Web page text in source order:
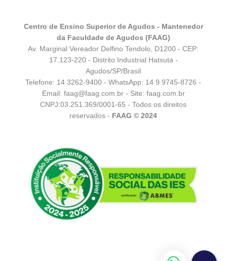
Centro de Ensino Superior de Agudos - Mantenedor
da Faculdade de Agudos (FAAG)
Av. Marginal Vereador Delfino Tendolo, D1200 - CEP:
17.123-220 - Distrito Industrial Hatsuta -
Agudos/SP/Brasil
Telefone: 14 3262-9400 - WhatsApp: 14 9 9745-8726-
Email: faag@faag.com.br- Site: faag.com.br
CNPJ:03.251.369/0001-65 - Todos os direitos
reservados - FAAG © 2024